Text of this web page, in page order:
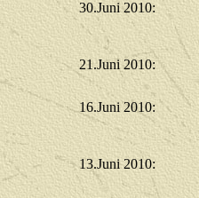
30.Juni 2010:
21.Juni 2010:
16.Juni 2010:
13.Juni 2010: